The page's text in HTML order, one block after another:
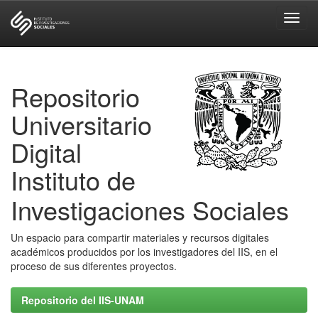
Repositorio
Universitario
Digital
Instituto de
Investigaciones Sociales
Un espacio para compartir materiales y recursos digitales
académicos producidos por los investigadores del IIS, en el
proceso de sus diferentes proyectos.
Repositorio del IIS-UNAM